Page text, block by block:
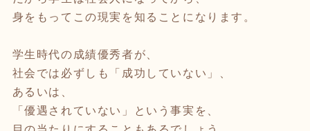
身をもってこの現実を知ることになります。
学生時代の成績優秀者が、
社会では必ずしも「成功していない」、
あるいは、
「優遇されていない」という事実を、